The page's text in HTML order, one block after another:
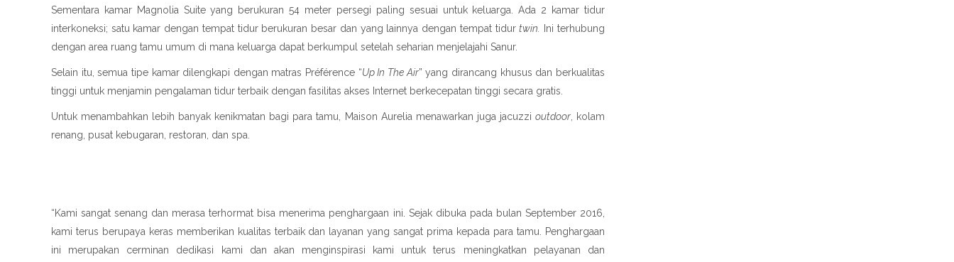
Sementara kamar Magnolia Suite yang berukuran 54 meter persegi paling sesuai untuk keluarga. Ada 2 kamar tidur
interkoneksi; satu kamar dengan tempat tidur berukuran besar dan yang lainnya dengan tempat tidurtwin.
Ini terhubung
dengan area ruang tamu umum di mana keluarga dapat berkumpul setelah seharian menjelajahi Sanur.
Selain itu, semua tipe kamar dilengkapi dengan matras Préférence “Up In The Air” yang dirancang khusus dan berkualitas
tinggi untuk menjamin pengalaman tidur terbaik dengan fasilitas akses Internet berkecepatan tinggi secara gratis.
Untuk menambahkan lebih banyak kenikmatan bagi para tamu, Maison Aurelia menawarkan juga jacuzzi outdoor, kolam
renang, pusat kebugaran, restoran, dan spa.
“Kami sangat senang dan merasa terhormat bisa menerima penghargaan ini. Sejak dibuka pada bulan September 2016,
kami terus berupaya keras memberikan kualitas terbaik dan layanan yang sangat prima kepada para tamu. Penghargaan
ini merupakan cerminan dedikasi kami dan akan menginspirasi kami untuk terus meningkatkan pelayanan dan